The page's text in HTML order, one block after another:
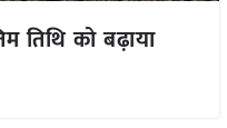
तिथि को बढ़ाया